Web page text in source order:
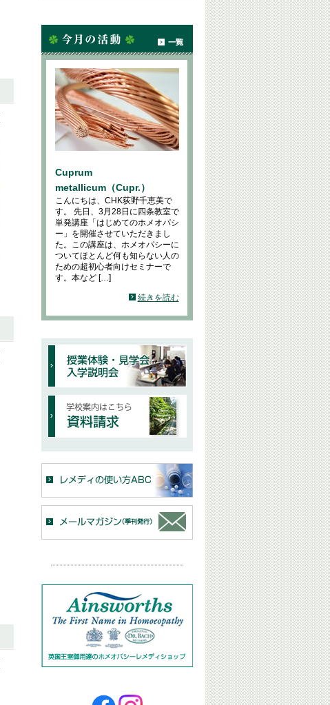
Cuprum
metallicum（Cupr.）
こんにちは、CHK荻野千恵美で
す。 先日、3月28日に四条教室で
単発講座「はじめてのホメオパシ
ー」を開催させていただきまし
た。この講座は、ホメオパシーに
ついてほとんど何も知らない人の
ための超初心者向けセミナーで
す。本など […]
続きを読む